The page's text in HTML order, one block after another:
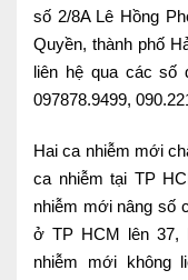
TUYỂN
số 2/8A Lê Hồng
Quyền, thành phố
liên hệ qua các số
097878.9499,
Hai ca nhiễm mới
ca nhiễm tại TP
nhiễm mới nâng số
ở TP HCM lên 37,
nhiễm mới không